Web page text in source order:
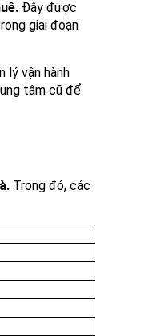
Đây được
giai đoạn
lý vận hành
tâm cũ để
Trong đó, các